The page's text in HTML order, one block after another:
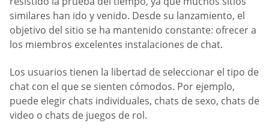
similares han ido y venido. Desde su lanzamiento, el
objetivo del sitio se ha mantenido constante: ofrecer a
los miembros excelentes instalaciones de chat.
Los usuarios tienen la libertad de seleccionar el tipo de
chat con el que se sienten cómodos. Por ejemplo,
puede elegir chats individuales, chats de sexo, chats de
video o chats de juegos de rol.